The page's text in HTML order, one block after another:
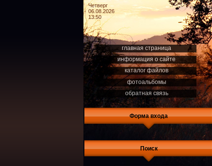
Четверг
06.08.2026
13:50
главная страница
информация о сайте
каталог файлов
фотоальбомы
обратная связь
Форма входа
Поиск